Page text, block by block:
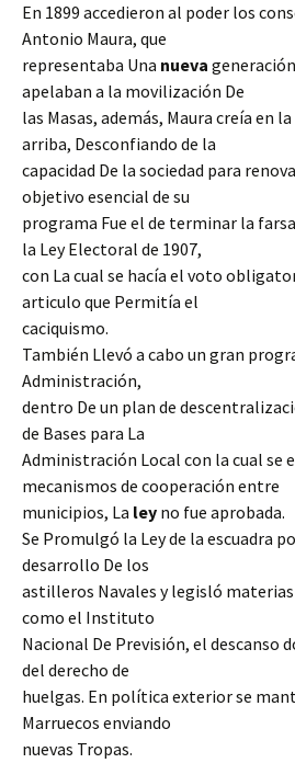
En 1899 accedieron al poder los
Antonio Maura, que
representaba Una nueva
apelaban a la movilización De
las Masas, además, Maura creía en
arriba, Desconfiando de la
capacidad De la sociedad para
objetivo esencial de su
programa Fue el de terminar la
la Ley Electoral de 1907,
con La cual se hacía el voto
articulo que Permitía el
caciquismo.
También Llevó a cabo un gran
Administración,
dentro De un plan de
de Bases para La
Administración Local con la cual se
mecanismos de cooperación entre
municipios, La ley no fue aprobada.
Se Promulgó la Ley de la escuadra
desarrollo De los
astilleros Navales y legisló materias
como el Instituto
Nacional De Previsión, el descanso
del derecho de
huelgas. En política exterior se
Marruecos enviando
nuevas Tropas.